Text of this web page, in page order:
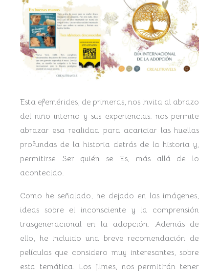
Esta efemérides, de primeras, nos invita al abrazo
del niño interno y sus experiencias. nos permite
abrazar esa realidad para acariciar las huellas
profundas de la historia detrás de la historia y,
permitirse Ser quién se Es, más allá de lo
acontecido.
Como he señalado, he dejado en las imágenes,
ideas sobre el inconsciente y la comprensión
trasgeneracional en la adopción. Además de
ello, he incluido una breve recomendación de
películas que considero muy interesantes, sobre
esta temática. Los filmes, nos permitirán tener